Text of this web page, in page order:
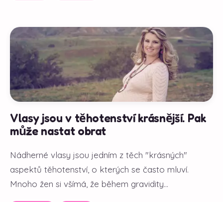
Vlasy jsou v těhotenství krásnější. Pak
může nastat obrat
Nádherné vlasy jsou jedním z těch "krásných"
aspektů těhotenství, o kterých se často mluví.
Mnoho žen si všímá, že během gravidity...